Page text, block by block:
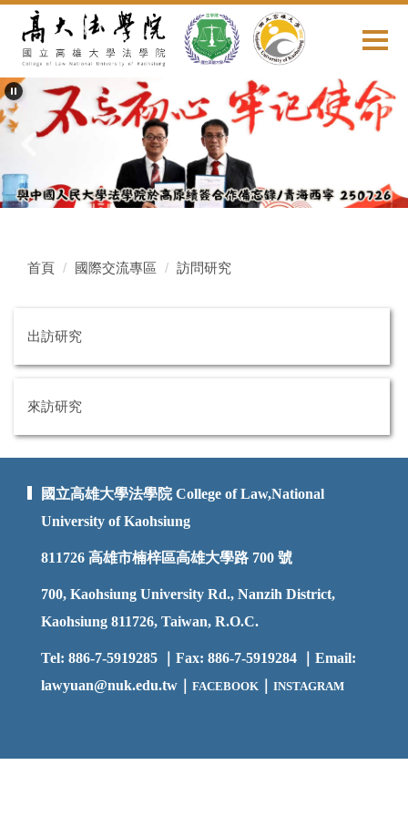
要
內
容
區
首頁 國際交流專區 訪問研究
出訪研究
來訪研究
國立高雄大學法學院 College of Law,National
University of Kaohsiung
811726 高雄市楠梓區高雄大學路 700 號
700, Kaohsiung University Rd., Nanzih District,
Kaohsiung 811726, Taiwan, R.O.C.
Tel: 886-7-5919285 ｜Fax: 886-7-5919284 ｜Email:
lawyuan@nuk.edu.tw｜ FACEBOOK INSTAGRAM